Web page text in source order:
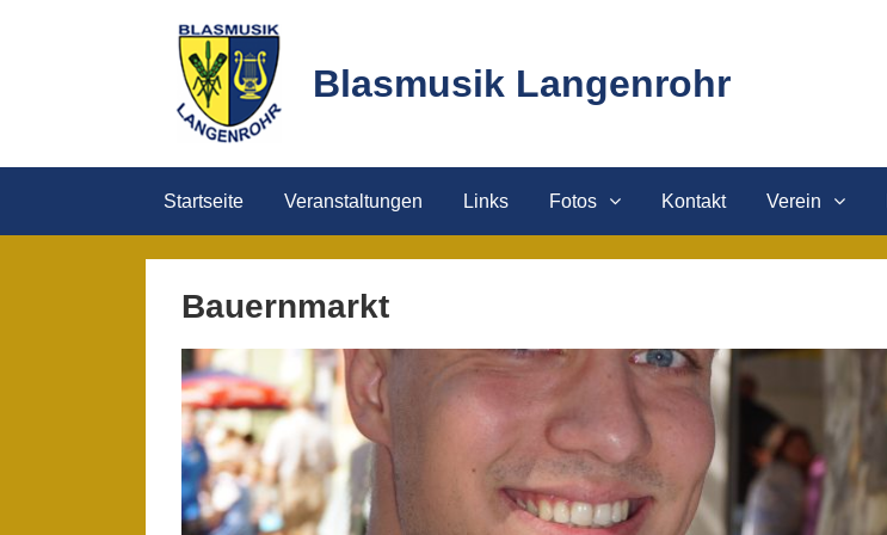
Blasmusik Langenrohr
Startseite Veranstaltungen Links Fotos Kontakt Verein
Bauernmarkt